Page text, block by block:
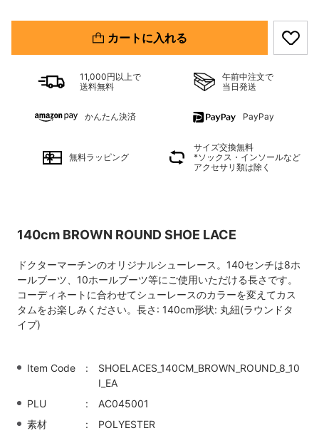
カートに入れる
11,000円以上で
送料無料
午前中注文で
当日発送
かんたん決済 PayPay
無料ラッピング
サイズ交換無料
*ソックス・インソールなど
アクセサリ類は除く
140cm BROWN ROUND SHOE LACE
ドクターマーチンのオリジナルシューレース。140センチは8ホ
ールブーツ、10ホールブーツ等にご使用いただける長さです。
コーディネートに合わせてシューレースのカラーを変えてカス
タムをお楽しみください。長さ: 140cm形状: 丸紐(ラウンドタ
イプ)
Item Code
SHOELACES_140CM_BROWN_ROUND_8_10
I_EA
PLU
AC045001
素材
POLYESTER